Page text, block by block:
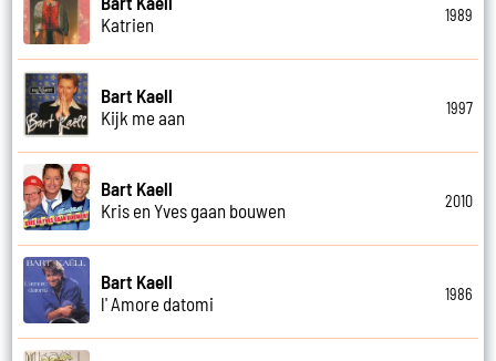
Katrien
1989
Bart Kaell
Kijk me aan
1997
Bart Kaell
Kris en Yves gaan bouwen
2010
Bart Kaell
l' Amore datomi
1986